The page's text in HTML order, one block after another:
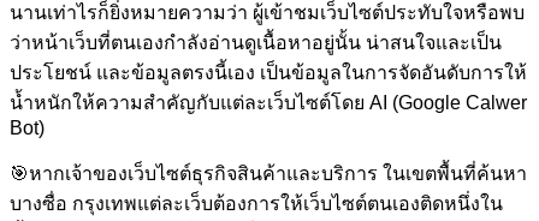
นานเท่าไรก็ยิ่งหมายความว่า ผู้เข้าชมเว็บไซต์ประทับใจหรือพบ
ว่าหน้าเว็บที่ตนเองกำลังอ่านดูเนื้อหาอยู่นั้น น่าสนใจและเป็น
ประโยชน์ และข้อมูลตรงนี้เอง เป็นข้อมูลในการจัดอันดับการให้
น้ำหนักให้ความสำคัญกับแต่ละเว็บไซต์โดย AI (Google Calwer
Bot)
🎯หากเจ้าของเว็บไซต์ธุรกิจสินค้าและบริการ ในเขตพื้นที่ค้นหา
บางซื่อ กรุงเทพแต่ละเว็บต้องการให้เว็บไซต์ตนเองติดหนึ่งใน